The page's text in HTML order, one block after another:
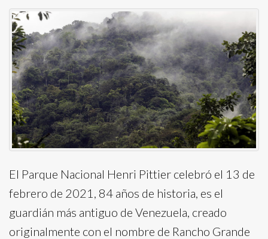
El Parque Nacional Henri Pittier celebró el 13 de
febrero de 2021, 84 años de historia, es el
guardián más antiguo de Venezuela, creado
originalmente con el nombre de Rancho Grande